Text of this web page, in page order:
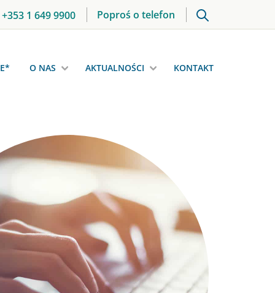
+353 1 649 9900 Poproś o telefon
O NAS AKTUALNOŚCI KONTAKT